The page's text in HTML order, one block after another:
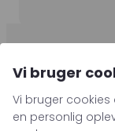
E-mail
Vi bruger
Vi bruger
en personlig